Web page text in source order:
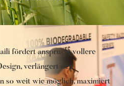
fördert anspruchsvollere
verlängert den
so weit wie möglich, maximiert